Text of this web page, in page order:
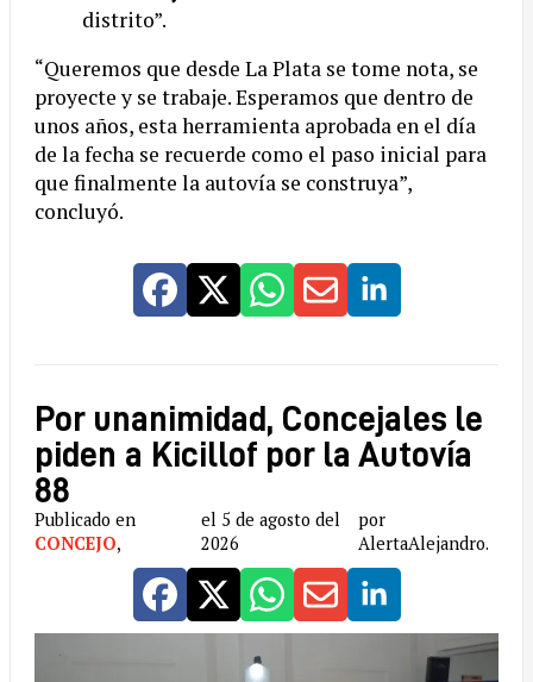
distrito”.
“Queremos que desde La Plata se tome nota, se
proyecte y se trabaje. Esperamos que dentro de
unos años, esta herramienta aprobada en el día
de la fecha se recuerde como el paso inicial para
que finalmente la autovía se construya”,
concluyó.
Por unanimidad, Concejales le
piden a Kicillof por la Autovía
88
Publicado en
CONCEJO,
el 5 de agosto del
2026
por
AlertaAlejandro.